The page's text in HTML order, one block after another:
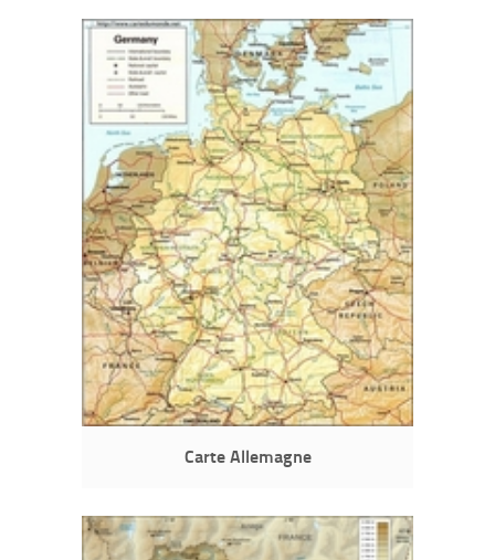
Carte Allemagne